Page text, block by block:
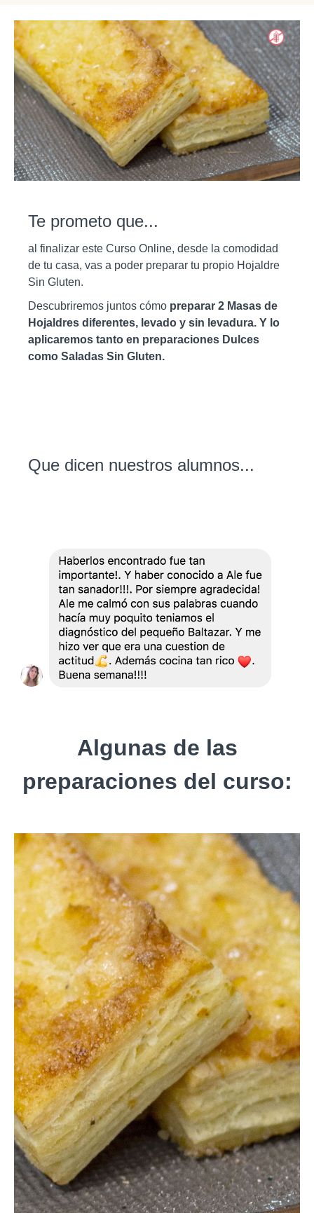
Te prometo que...
al finalizar este Curso Online, desde la comodidad
de tu casa, vas a poder preparar tu propio Hojaldre
Sin Gluten.
Descubriremos juntos cómo preparar 2 Masas de
Hojaldres diferentes, levado y sin levadura. Y lo
aplicaremos tanto en preparaciones Dulces
como Saladas Sin Gluten.
Que dicen nuestros alumnos...
Algunas de las
preparaciones del curso: